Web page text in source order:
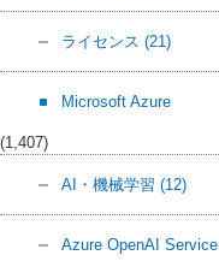
ライセンス (21)
Microsoft Azure
(1,407)
AI・機械学習 (12)
Azure OpenAI Service